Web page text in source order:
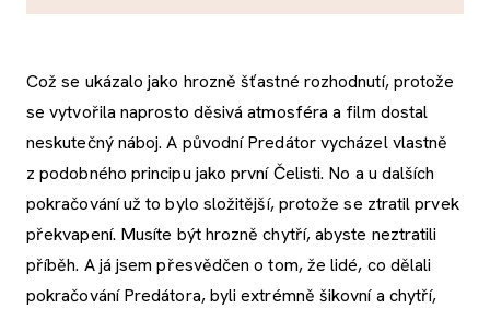
Což se ukázalo jako hrozně šťastné rozhodnutí, protože
se vytvořila naprosto děsivá atmosféra a film dostal
neskutečný náboj. A původní Predátor vycházel vlastně
z podobného principu jako první Čelisti. No a u dalších
pokračování už to bylo složitější, protože se ztratil prvek
překvapení. Musíte být hrozně chytří, abyste neztratili
příběh. A já jsem přesvědčen o tom, že lidé, co dělali
pokračování Predátora, byli extrémně šikovní a chytří,